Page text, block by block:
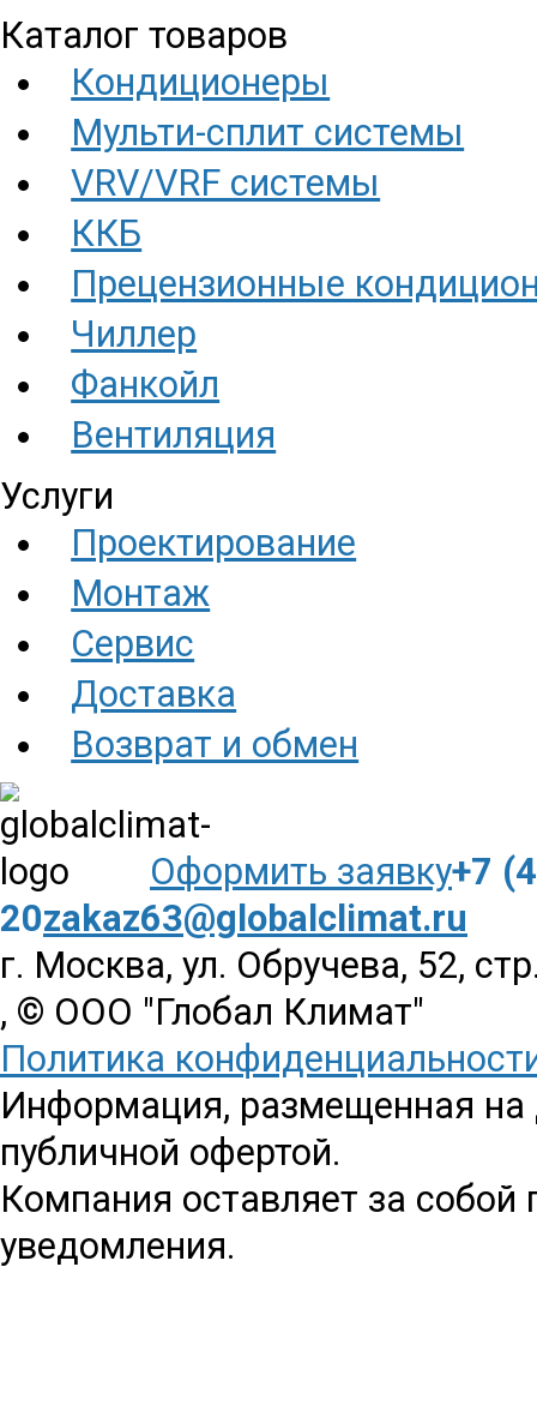
Каталог товаров
Кондиционеры
Мульти-сплит системы
VRV/VRF системы
ККБ
Прецензионные
Чиллер
Фанкойл
Вентиляция
Услуги
Проектирование
Монтаж
Сервис
Доставка
Возврат и обмен
Оформить заявку+7
20zakaz63@globalclimat.ru
г. Москва, ул. Обручева, 52,
, © ООО "Глобал Климат"
Политика
Информация, размещенная на
публичной офертой.
Компания оставляет за собой
уведомления.